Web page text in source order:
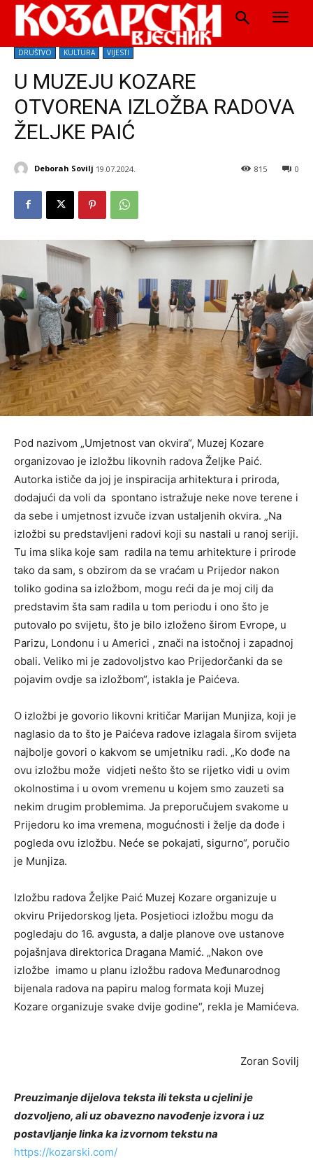
DRUŠTVO KULTURA VIJESTI
U MUZEJU KOZARE
OTVORENA IZLOŽBA RADOVA
ŽELJKE PAIĆ
Deborah Sovilj 19.07.2024. 0
815
Pod nazivom „Umjetnost van okvira“, Muzej Kozare
organizovao je izložbu likovnih radova Željke Paić.
Autorka ističe da joj je inspiracija arhitektura i priroda,
dodajući da voli da spontano istražuje neke nove terene i
da sebe i umjetnost izvuče izvan ustaljenih okvira. „Na
izložbi su predstavljeni radovi koji su nastali u ranoj seriji.
Tu ima slika koje sam radila na temu arhitekture i prirode
tako da sam, s obzirom da se vraćam u Prijedor nakon
toliko godina sa izložbom, mogu reći da je moj cilj da
predstavim šta sam radila u tom periodu i ono što je
putovalo po svijetu, što je bilo izloženo širom Evrope, u
Parizu, Londonu i u Americi , znači na istočnoj i zapadnoj
obali. Veliko mi je zadovoljstvo kao Prijedorčanki da se
pojavim ovdje sa izložbom“, istakla je Paićeva.
O izložbi je govorio likovni kritičar Marijan Munjiza, koji je
naglasio da to što je Paićeva radove izlagala širom svijeta
najbolje govori o kakvom se umjetniku radi. „Ko dođe na
ovu izložbu može vidjeti nešto što se rijetko vidi u ovim
okolnostima i u ovom vremenu u kojem smo zauzeti sa
nekim drugim problemima. Ja preporučujem svakome u
Prijedoru ko ima vremena, mogućnosti i želje da dođe i
pogleda ovu izložbu. Neće se pokajati, sigurno“, poručio
je Munjiza.
Izložbu radova Željke Paić Muzej Kozare organizuje u
okviru Prijedorskog ljeta. Posjetioci izložbu mogu da
pogledaju do 16. avgusta, a dalje planove ove ustanove
pojašnjava direktorica Dragana Mamić. „Nakon ove
izložbe imamo u planu izložbu radova Međunarodnog
bijenala radova na papiru malog formata koji Muzej
Kozare organizuje svake dvije godine“, rekla je Mamićeva.
Zoran Sovilj
Preuzimanje dijelova teksta ili teksta u cjelini je
dozvoljeno, ali uz obavezno navođenje izvora i uz
postavljanje linka ka izvornom tekstu na
https://kozarski.com/